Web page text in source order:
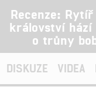
Recenze: Rytíř
království hází
o trůny
DISKUZE VIDEA